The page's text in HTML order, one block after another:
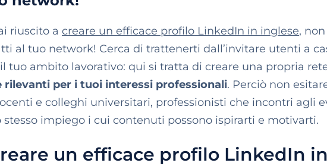
riuscito a creare un efficace profilo LinkedIn in inglese,
al tuo network! Cerca di trattenerti dall’invitare utenti a
tuo ambito lavorativo: qui si tratta di creare una propria
rilevanti per i tuoi interessi professionali. Perciò non
e colleghi universitari, professionisti che incontri agli
stesso impiego i cui contenuti possono ispirarti e motivarti.
un efficace profilo LinkedIn